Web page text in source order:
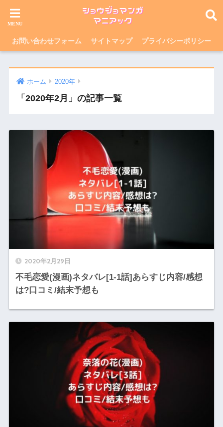
お問い合わせフォーム サイトマップ プライバシーポリシー
ホーム 2020年
「2020年2月」の記事一覧
2020年2月29日
不毛恋愛(漫画)ネタバレ[1-1話]あらすじ内容/感想
は?口コミ/結末予想も